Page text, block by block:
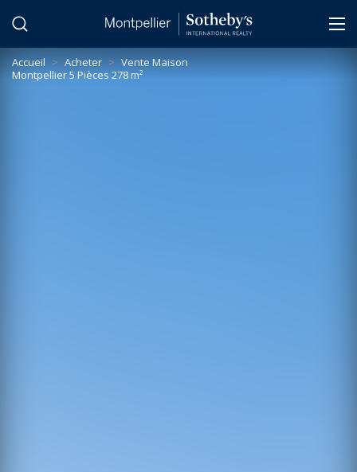
Accueil > Acheter > Vente Maison
Montpellier 5 Pièces 278 m²